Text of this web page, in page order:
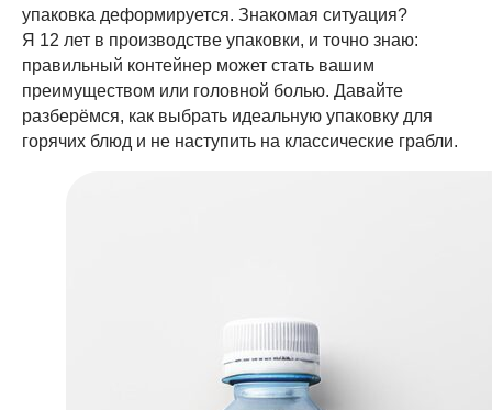
упаковка деформируется. Знакомая ситуация?
Я 12 лет в производстве упаковки, и точно знаю:
правильный контейнер может стать вашим
преимуществом или головной болью. Давайте
разберёмся, как выбрать идеальную упаковку для
горячих блюд и не наступить на классические грабли.